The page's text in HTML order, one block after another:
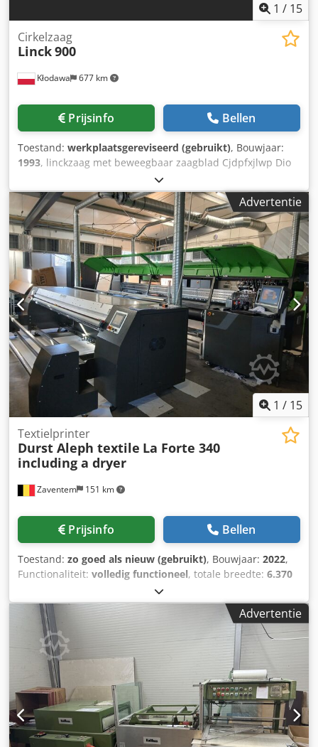
1 / 15
Kłodawa 677 km
Cirkelzaag
Linck900
Prijsinfo Bellen
Toestand: werkplaatsgereviseerd (gebruikt), Bouwjaar:
1993, linckzaag met beweegbaar zaagblad Cjdpfxjlwp Dio
Acfoha zaag met zwevend zaagblad op hydrauliek
Advertentie
1 / 15
Zaventem 151 km
Textielprinter
Durst Aleph textile La Forte 340
including a dryer
Prijsinfo Bellen
Toestand: zo goed als nieuw (gebruikt), Bouwjaar: 2022,
Functionaliteit: volledig functioneel, totale breedte: 6.370
2.150 mm, totale hoogte:
totaalgewicht:4.800 kg, 340 cm kleefbandprinter uitgerust
met 8 NIEUWE Kyocera printkoppen, printerconditie als
nieuw. In operationele staat. Csdpfxexvb Ufo Acfjha
Advertentie